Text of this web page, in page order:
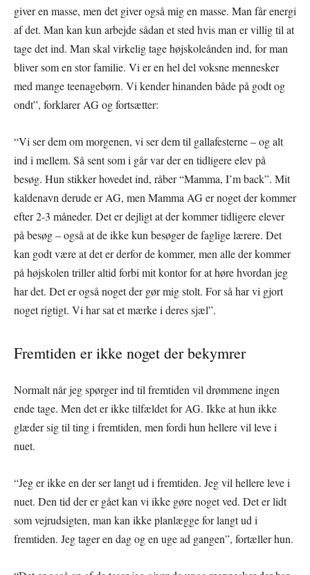
giver en masse, men det giver også mig en masse. Man får energi
af det. Man kan kun arbejde sådan et sted hvis man er villig til at
tage det ind. Man skal virkelig tage højskoleånden ind, for man
bliver som en stor familie. Vi er en hel del voksne mennesker
med mange teenagebørn. Vi kender hinanden både på godt og
ondt”, forklarer AG og fortsætter:
“Vi ser dem om morgenen, vi ser dem til gallafesterne – og alt
ind i mellem. Så sent som i går var der en tidligere elev på
besøg. Hun stikker hovedet ind, råber “Mamma, I’m back”. Mit
kaldenavn derude er AG, men Mamma AG er noget der kommer
efter 2-3 måneder. Det er dejligt at der kommer tidligere elever
på besøg – også at de ikke kun besøger de faglige lærere. Det
kan godt være at det er derfor de kommer, men alle der kommer
på højskolen triller altid forbi mit kontor for at høre hvordan jeg
har det. Det er også noget der gør mig stolt. For så har vi gjort
noget rigtigt. Vi har sat et mærke i deres sjæl”.
Fremtiden er ikke noget der bekymrer
Normalt når jeg spørger ind til fremtiden vil drømmene ingen
ende tage. Men det er ikke tilfældet for AG. Ikke at hun ikke
glæder sig til ting i fremtiden, men fordi hun hellere vil leve i
nuet.
“Jeg er ikke en der ser langt ud i fremtiden. Jeg vil hellere leve i
nuet. Den tid der er gået kan vi ikke gøre noget ved. Det er lidt
som vejrudsigten, man kan ikke planlægge for langt ud i
fremtiden. Jeg tager en dag og en uge ad gangen”, fortæller hun.